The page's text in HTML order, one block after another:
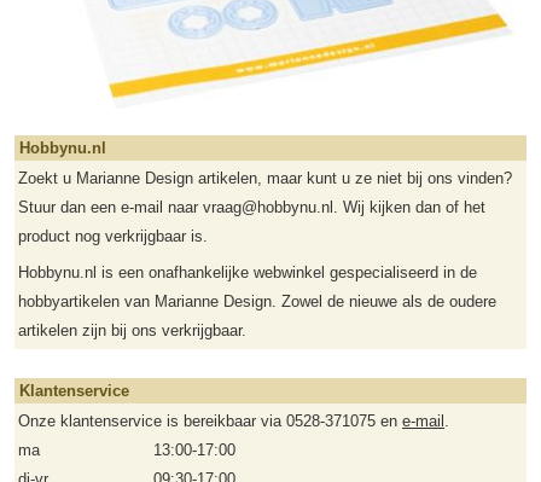
Hobbynu.nl
Zoekt u Marianne Design artikelen, maar kunt u ze niet bij ons vinden?
Stuur dan een e-mail naar vraag@hobbynu.nl. Wij kijken dan of het
product nog verkrijgbaar is.
Hobbynu.nl is een onafhankelijke webwinkel gespecialiseerd in de
hobbyartikelen van Marianne Design. Zowel de nieuwe als de oudere
artikelen zijn bij ons verkrijgbaar.
Klantenservice
Onze klantenservice is bereikbaar via 0528-371075 en e-mail .
ma
13:00-17:00